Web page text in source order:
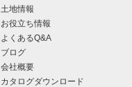
土地情報
お役立ち情報
よくあるQ&A
ブログ
会社概要
カタログダウンロード